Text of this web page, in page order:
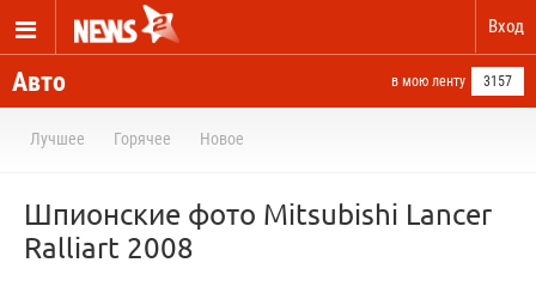
Вход
Авто в мою ленту 3157
Лучшее Горячее Новое
Шпионские фото Mitsubishi Lancer
Ralliart 2008